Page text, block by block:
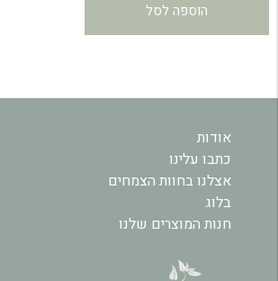
₪22.
הוספה לסל
אודות
כתבו עלינו
אצלנו בחוות הצמחים
בלוג
חנות המוצרים שלנו